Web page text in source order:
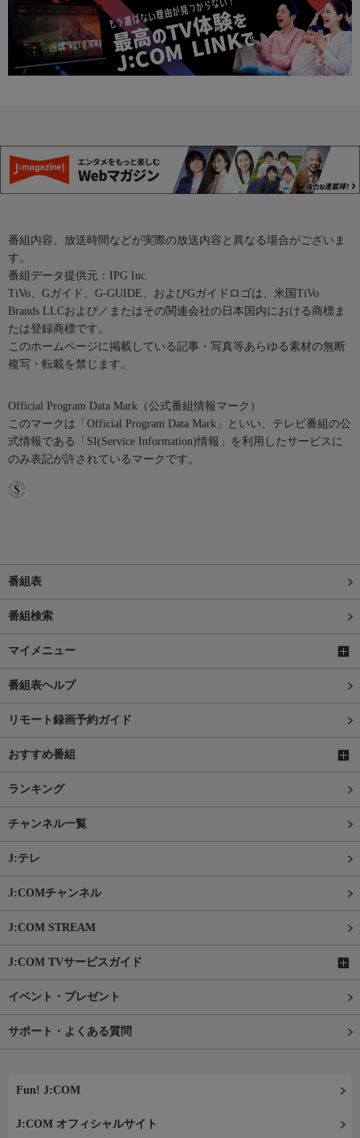
番組内容、放送時間などが実際の放送内容と異なる場合がございま
す。
番組データ提供元：IPG Inc.
TiVo、Gガイド、G-GUIDE、およびGガイドロゴは、米国TiVo
Brands LLCおよび／またはその関連会社の日本国内における商標ま
たは登録商標です。
このホームページに掲載している記事・写真等あらゆる素材の無断
複写・転載を禁じます。
Official Program Data Mark（公式番組情報マーク）
このマークは「Official Program Data Mark」といい、テレビ番組の公
式情報である「SI(Service Information)情報」を利用したサービスに
のみ表記が許されているマークです。
番組表
番組検索
マイメニュー
番組表ヘルプ
リモート録画予約ガイド
おすすめ番組
ランキング
チャンネル一覧
J:テレ
J:COMチャンネル
J:COM STREAM
J:COM TVサービスガイド
イベント・プレゼント
サポート・よくある質問
Fun! J:COM
J:COM オフィシャルサイト